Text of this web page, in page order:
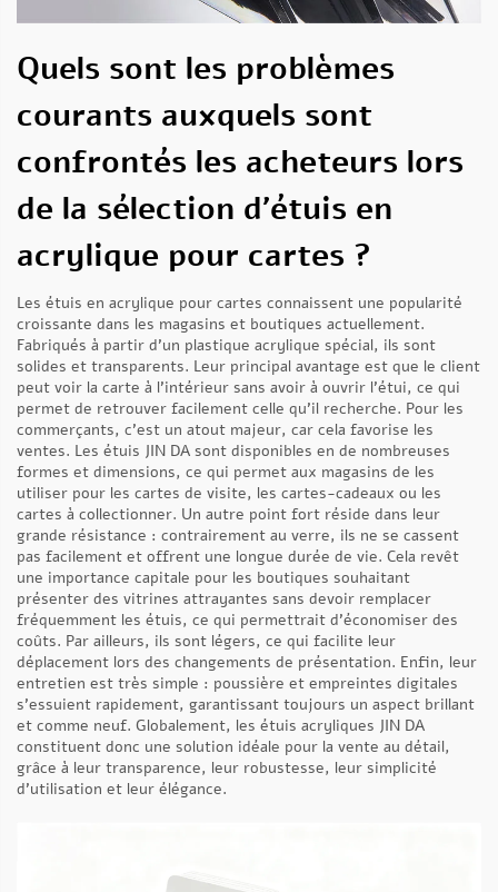
Quels sont les problèmes
courants auxquels sont
confrontés les acheteurs lors
de la sélection d’étuis en
acrylique pour cartes ?
Les étuis en acrylique pour cartes connaissent une popularité
croissante dans les magasins et boutiques actuellement.
Fabriqués à partir d’un plastique acrylique spécial, ils sont
solides et transparents. Leur principal avantage est que le client
peut voir la carte à l’intérieur sans avoir à ouvrir l’étui, ce qui
permet de retrouver facilement celle qu’il recherche. Pour les
commerçants, c’est un atout majeur, car cela favorise les
ventes. Les étuis JIN DA sont disponibles en de nombreuses
formes et dimensions, ce qui permet aux magasins de les
utiliser pour les cartes de visite, les cartes-cadeaux ou les
cartes à collectionner. Un autre point fort réside dans leur
grande résistance : contrairement au verre, ils ne se cassent
pas facilement et offrent une longue durée de vie. Cela revêt
une importance capitale pour les boutiques souhaitant
présenter des vitrines attrayantes sans devoir remplacer
fréquemment les étuis, ce qui permettrait d’économiser des
coûts. Par ailleurs, ils sont légers, ce qui facilite leur
déplacement lors des changements de présentation. Enfin, leur
entretien est très simple : poussière et empreintes digitales
s’essuient rapidement, garantissant toujours un aspect brillant
et comme neuf. Globalement, les étuis acryliques JIN DA
constituent donc une solution idéale pour la vente au détail,
grâce à leur transparence, leur robustesse, leur simplicité
d’utilisation et leur élégance.